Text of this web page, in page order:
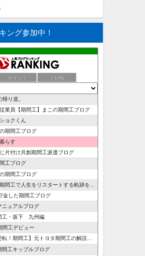
ング参加中！
ポイント ブロ画
り道。
業員【期間工】まこの期間工ブログ
ョクくん
期間工ブログ
らす
片付け共創期間工派遣ブログ
工ブログ
期間工ブログ
工で人生をリスタートする軌跡を目撃せよ！
金した期間工ブログ
ニュアルブログ
工・坂下 九州編
間工デビュー
転！期間工】元トヨタ期間工の解説ブログ
間工キップルブログ